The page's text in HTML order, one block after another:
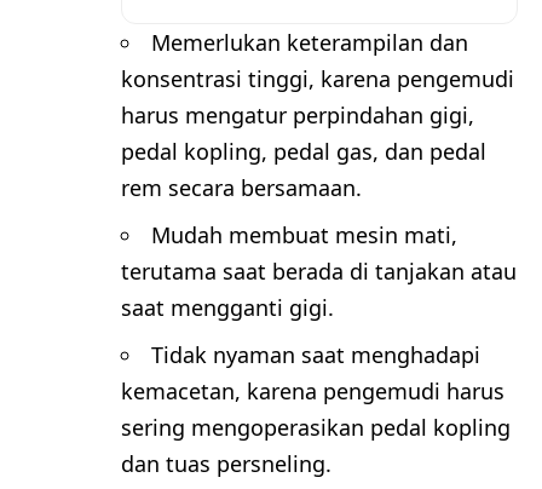
Memerlukan keterampilan dan
konsentrasi tinggi, karena pengemudi
harus mengatur perpindahan gigi,
pedal kopling, pedal gas, dan pedal
rem secara bersamaan.
Mudah membuat mesin mati,
terutama saat berada di tanjakan atau
saat mengganti gigi.
Tidak nyaman saat menghadapi
kemacetan, karena pengemudi harus
sering mengoperasikan pedal kopling
dan tuas persneling.